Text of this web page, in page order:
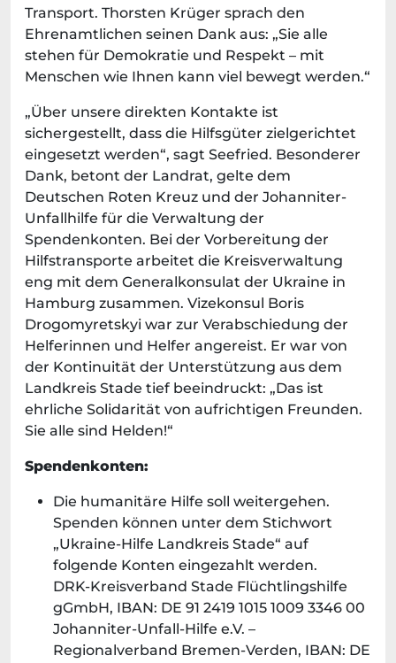
Transport. Thorsten Krüger sprach den
Ehrenamtlichen seinen Dank aus: „Sie alle
stehen für Demokratie und Respekt – mit
Menschen wie Ihnen kann viel bewegt werden.“
„Über unsere direkten Kontakte ist
sichergestellt, dass die Hilfsgüter zielgerichtet
eingesetzt werden“, sagt Seefried. Besonderer
Dank, betont der Landrat, gelte dem
Deutschen Roten Kreuz und der Johanniter-
Unfallhilfe für die Verwaltung der
Spendenkonten. Bei der Vorbereitung der
Hilfstransporte arbeitet die Kreisverwaltung
eng mit dem Generalkonsulat der Ukraine in
Hamburg zusammen. Vizekonsul Boris
Drogomyretskyi war zur Verabschiedung der
Helferinnen und Helfer angereist. Er war von
der Kontinuität der Unterstützung aus dem
Landkreis Stade tief beeindruckt: „Das ist
ehrliche Solidarität von aufrichtigen Freunden.
Sie alle sind Helden!“
Spendenkonten:
Die humanitäre Hilfe soll weitergehen.
Spenden können unter dem Stichwort
„Ukraine-Hilfe Landkreis Stade“ auf
folgende Konten eingezahlt werden.
DRK-Kreisverband Stade Flüchtlingshilfe
gGmbH, IBAN: DE 91 2419 1015 1009 3346 00
Johanniter-Unfall-Hilfe e.V. –
Regionalverband Bremen-Verden, IBAN: DE